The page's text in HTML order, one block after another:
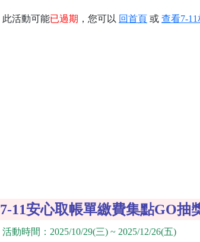
此活動可能已過期 ，您可以 回首頁 或 查看7-
7-11安心取帳單繳費集點GO抽
活動時間：2025/10/29(三) ~ 2025/12/26(五)